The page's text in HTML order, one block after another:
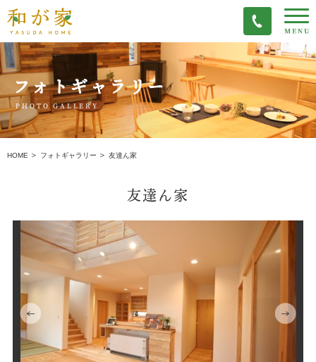
フォトギャラリー
PHOTO GALLERY
HOME フォトギャラリー 友達ん家
友達ん家